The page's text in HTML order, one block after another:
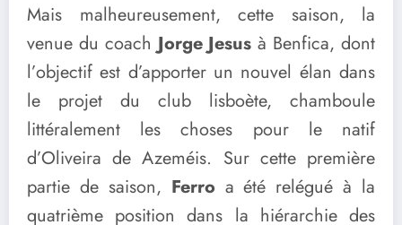
Mais malheureusement, cette saison, la
venue du coachJorge Jesus à Benfica, dont
l’objectif est d’apporter un nouvel élan dans
le projet du club lisboète, chamboule
littéralement les choses pour le natif
d’Oliveira de Azeméis. Sur cette première
partie de saison, Ferro a été relégué à la
quatrième position dans la hiérarchie des